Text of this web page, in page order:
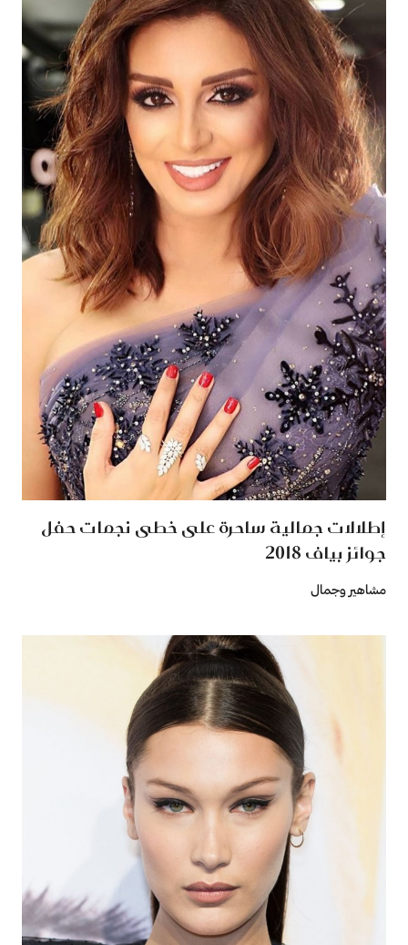
إطلالات جمالية ساحرة على خطى نجمات حفل
جوائز بياف 2018
مشاهير وجمال